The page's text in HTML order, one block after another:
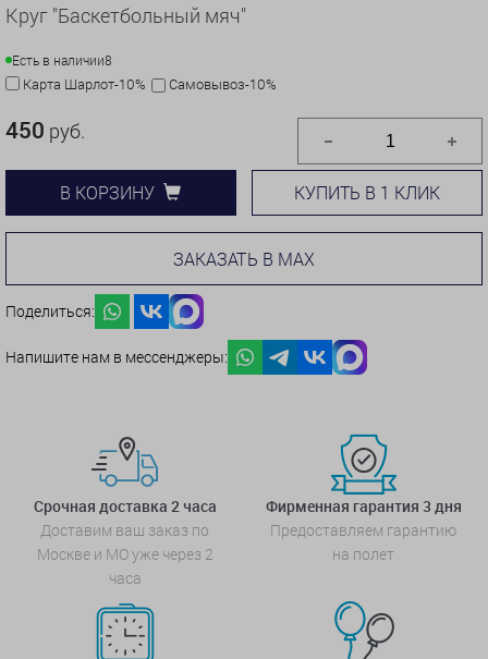
Круг "Баскетбольный мяч"
Есть в наличии8
Карта Шарлот-10% Самовывоз-10%
450 руб.
В КОРЗИНУ КУПИТЬ В 1 КЛИК
ЗАКАЗАТЬ В MAX
Поделиться:
Напишите нам в мессенджеры:
Срочная доставка 2 часа
Доставим ваш заказ по
Москве и МО уже через 2
часа
Фирменная гарантия 3 дня
Предоставляем гарантию
на полет